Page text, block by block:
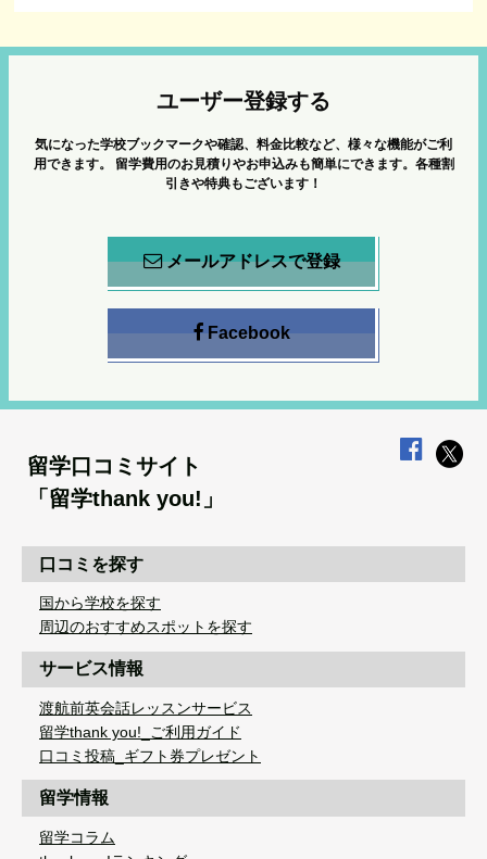
ユーザー登録する
気になった学校ブックマークや確認、料金比較など、様々な機能がご利
用できます。
留学費用のお見積りやお申込みも簡単にできます。各種割
引きや特典もございます！
メールアドレスで登録
Facebook
留学口コミサイト
「留学thank you!」
口コミを探す
国から学校を探す
周辺のおすすめスポットを探す
サービス情報
渡航前英会話レッスンサービス
留学thank you!_ご利用ガイド
口コミ投稿_ギフト券プレゼント
留学情報
留学コラム